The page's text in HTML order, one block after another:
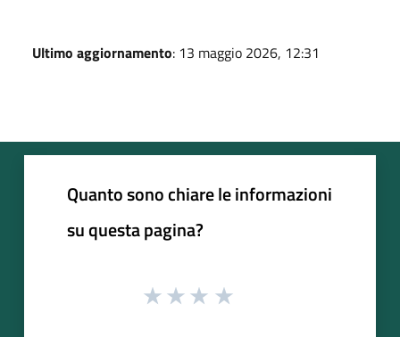
Ultimo aggiornamento: 13 maggio 2026, 12:31
Quanto sono chiare le informazioni
su questa pagina?